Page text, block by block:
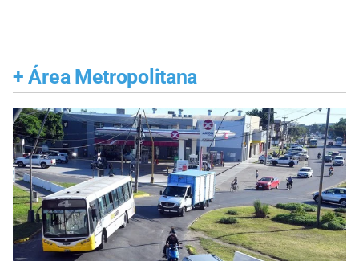
+ Área Metropolitana